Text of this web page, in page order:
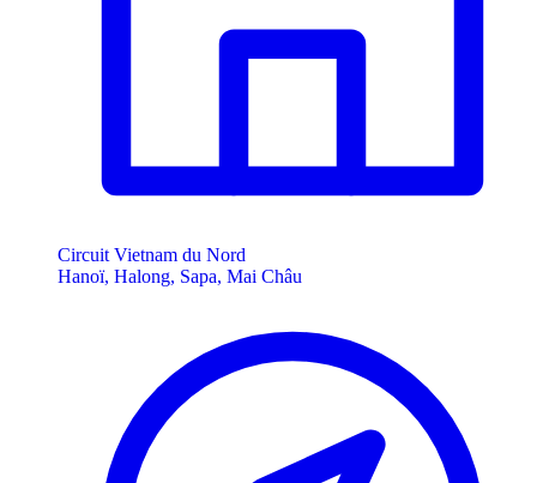
Circuit Vietnam du Nord
Hanoï, Halong, Sapa, Mai Châu